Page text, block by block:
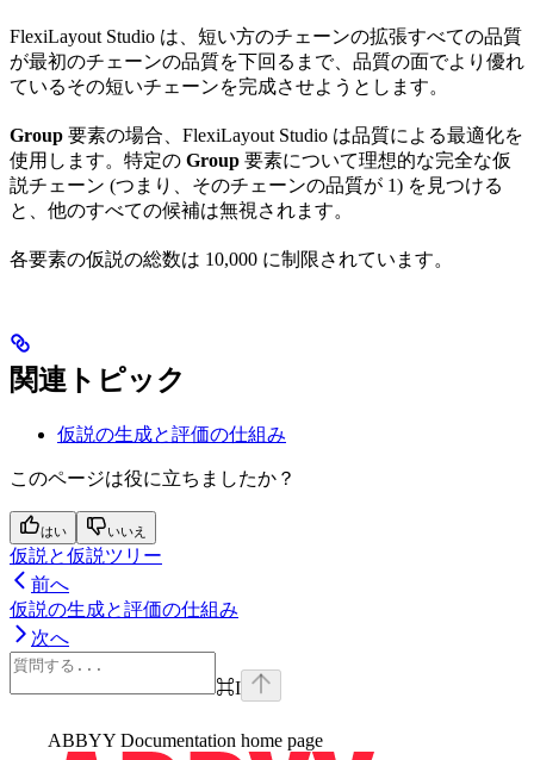
FlexiLayout Studio は、短い方のチェーンの拡張すべての品質
が最初のチェーンの品質を下回るまで、品質の面でより優れ
ているその短いチェーンを完成させようとします。
Group 要素の場合、FlexiLayout Studio は品質による最適化を
使用します。特定の Group 要素について理想的な完全な仮
説チェーン (つまり、そのチェーンの品質が 1) を見つける
と、他のすべての候補は無視されます。
各要素の仮説の総数は 10,000 に制限されています。
関連トピック
仮説の生成と評価の仕組み
このページは役に立ちましたか？
はい いいえ
仮説と仮説ツリー
前へ
仮説の生成と評価の仕組み
次へ
⌘I
ABBYY Documentation home page